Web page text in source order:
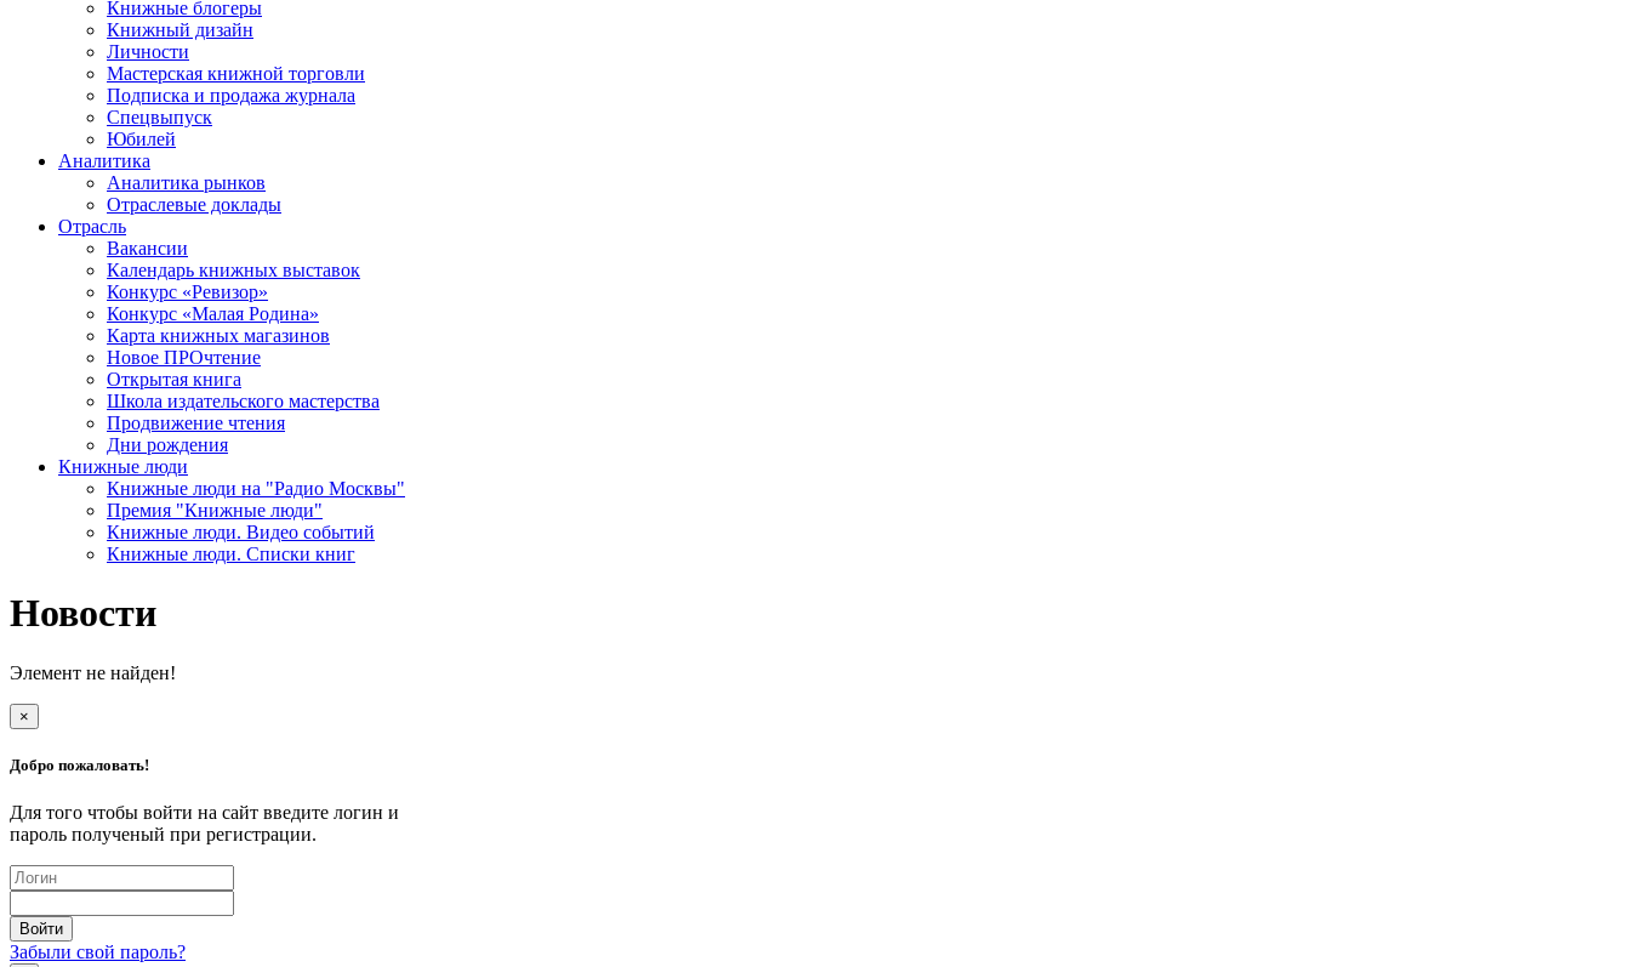
Книжные блогеры
Книжный дизайн
Личности
Мастерская книжной торговли
Подписка и продажа журнала
Спецвыпуск
Юбилей
Аналитика
Аналитика рынков
Отраслевые доклады
Отрасль
Вакансии
Календарь книжных выставок
Конкурс «Ревизор»
Конкурс «Малая Родина»
Карта книжных магазинов
Новое ПРОчтение
Открытая книга
Школа издательского мастерства
Продвижение чтения
Дни рождения
Книжные люди
Книжные люди на "Радио Москвы"
Премия "Книжные люди"
Книжные люди. Видео событий
Книжные люди. Списки книг
Новости
Элемент не найден!
×
Добро пожаловать!
Для того чтобы войти на сайт введите логин и
пароль полученый при регистрации.
Забыли свой пароль?